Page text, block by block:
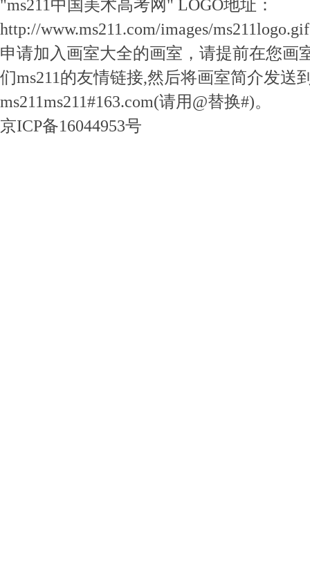
"ms211中国美术高考网" LOGO地址：
http://www.ms211.com/images/ms211logo.gif
申请加入画室大全的画室，请提前在您画
们ms211的友情链接,然后将画室简介发送
ms211ms211#163.com(请用@替换#)。
京ICP备16044953号